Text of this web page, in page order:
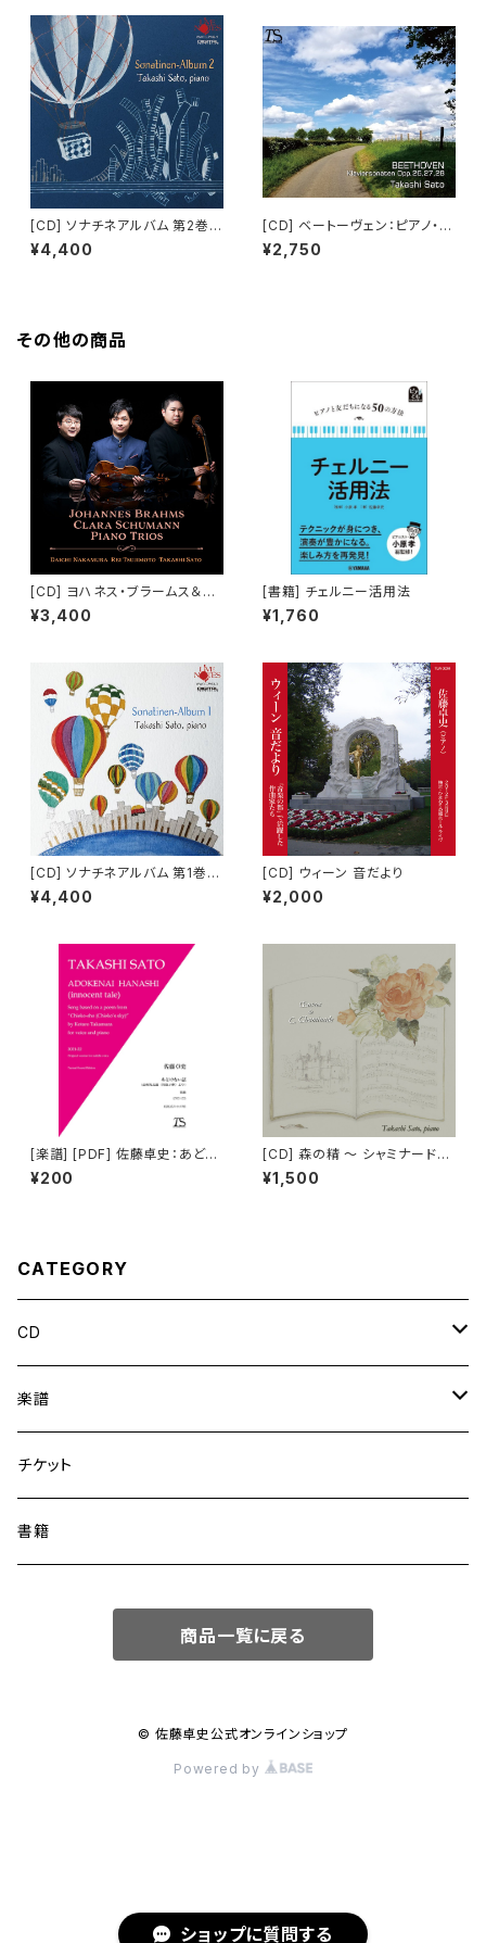
ショップに質問する
[CD] ソナチネアルバム 第2巻
(2枚組)
¥4,400
[CD] ベートーヴェン：ピアノ・ソ
ナタ 第12～15番
¥2,750
その他の商品
[CD] ヨハネス・ブラームス＆ク
ララ・シューマン：ピアノ・トリオ
中村太地vn 辻本玲vc 佐藤卓
¥3,400
[書籍] チェルニー活用法
¥1,760
[CD] ソナチネアルバム 第1巻
(2枚組)
¥4,400
[CD] ウィーン 音だより
¥2,000
[楽譜] [PDF] 佐藤卓史：あどけ
ない話（歌曲）原調（高中声）
¥200
[CD] 森の精 ～ シャミナード：
ピアノ小品集
¥1,500
CATEGORY
CD
ソロ
協奏曲
室内楽
楽譜
出版譜
PDFダウンロード
チケット
書籍
商品一覧に戻る
© 佐藤卓史公式オンラインショップ
Powered by